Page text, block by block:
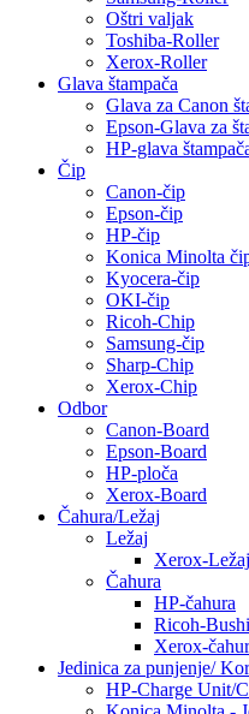
Oštri valjak
Toshiba-Roller
Xerox-Roller
Glava štampača
Glava za Canon
Epson-Glava za
HP-glava
Čip
Canon-čip
Epson-čip
HP-čip
Konica Minolta
Kyocera-čip
OKI-čip
Ricoh-Chip
Samsung-čip
Sharp-Chip
Xerox-Chip
Odbor
Canon-Board
Epson-Board
HP-ploča
Xerox-Board
Čahura/Ležaj
Ležaj
Xerox-Ležaj
Čahura
HP-čahura
Ricoh-
Xerox-
Jedinica za punjenje/
HP-Charge Unit/